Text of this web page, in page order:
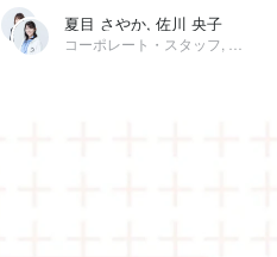
夏目 さやか, 佐川 央子